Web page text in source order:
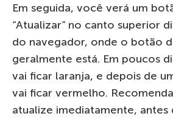
Em seguida, você verá um
“Atualizar” no canto superior
do navegador, onde o botão
geralmente está. Em poucos
vai ficar laranja, e depois de
vai ficar vermelho.
atualize imediatamente, antes